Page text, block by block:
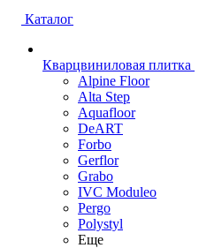
Каталог
Кварцвиниловая плитка
Alpine Floor
Alta Step
Aquafloor
DeART
Forbo
Gerflor
Grabo
IVC Moduleo
Pergo
Polystyl
Еще